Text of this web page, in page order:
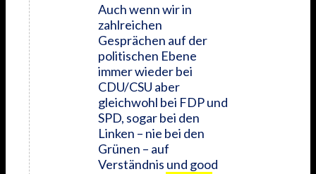
Auch wenn wir in
zahlreichen
Gesprächen auf der
politischen Ebene
immer wieder bei
CDU/CSU aber
gleichwohl bei FDP und
SPD, sogar bei den
Linken – nie bei den
Grünen – auf
Verständnis und good